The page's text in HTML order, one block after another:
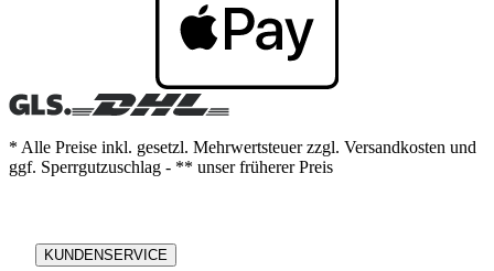
* Alle Preise inkl. gesetzl. Mehrwertsteuer zzgl. Versandkosten und
ggf. Sperrgutzuschlag - ** unser früherer Preis
KUNDENSERVICE